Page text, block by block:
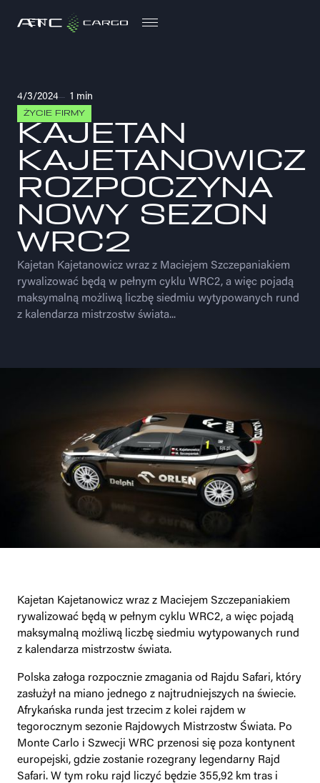
EN
4/3/2024 1 min
ŻYCIE FIRMY
KAJETAN
KAJETANOWICZ
ROZPOCZYNA
NOWY SEZON
WRC2
Kajetan Kajetanowicz wraz z Maciejem Szczepaniakiem
rywalizować będą w pełnym cyklu WRC2, a więc pojadą
maksymalną możliwą liczbę siedmiu wytypowanych rund
z kalendarza mistrzostw świata...
Kajetan Kajetanowicz wraz z Maciejem Szczepaniakiem
rywalizować będą w pełnym cyklu WRC2, a więc pojadą
maksymalną możliwą liczbę siedmiu wytypowanych rund
z kalendarza mistrzostw świata.
Polska załoga rozpocznie zmagania od Rajdu Safari, który
zasłużył na miano jednego z najtrudniejszych na świecie.
Afrykańska runda jest trzecim z kolei rajdem w
tegorocznym sezonie Rajdowych Mistrzostw Świata. Po
Monte Carlo i Szwecji WRC przenosi się poza kontynent
europejski, gdzie zostanie rozegrany legendarny Rajd
Safari. W tym roku rajd liczyć będzie 355,92 km tras i